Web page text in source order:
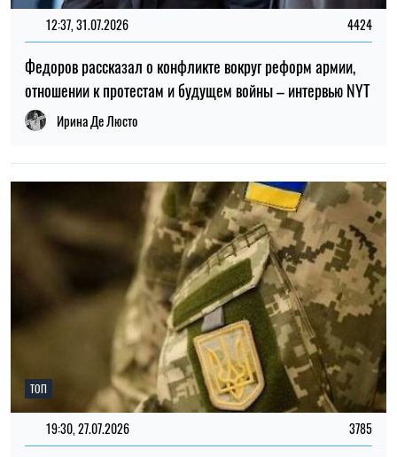
12:37, 31.07.2026 4424
Федоров рассказал о конфликте вокруг реформ армии,
отношении к протестам и будущем войны – интервью NYT
Ирина Де Люсто
ТОП
19:30, 27.07.2026 3785